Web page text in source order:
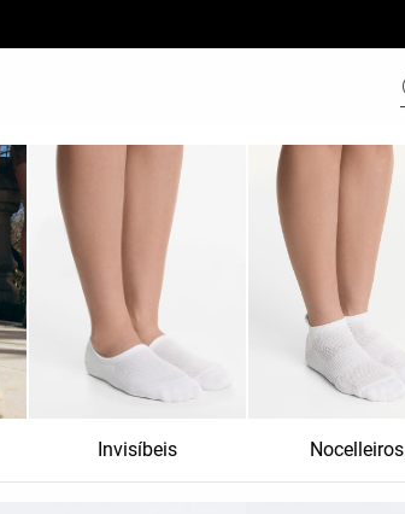
Invisíbeis Nocelleiros